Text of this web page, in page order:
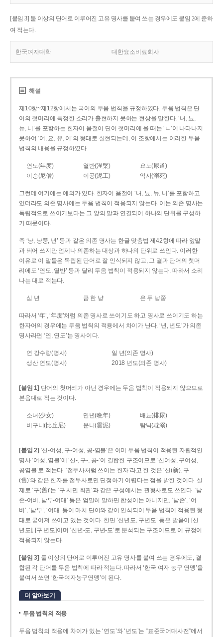
[붙임 3] 둘 이상의 단어로 이루어진 고유 명사를 붙여 쓰는 경우에도 붙임 2에 준하
여 적는다.
한국여자대학 대한요소비료회사
해설
제10항~제12항에서는 국어의 두음 법칙을 규정하였다. 두음 법칙은 단
어의 첫머리에 특정한 소리가 출현하지 못하는 현상을 말한다. ‘녀, 뇨,
뉴, 니’를 포함하는 한자어 음절이 단어 첫머리에 올 때는 ‘ㄴ’이 나타나지
못하여 ‘여, 요, 유, 이’의 형태로 실현되는데, 이 조항에서는 이러한 두음
법칙의 내용을 규정하였다.
연도(年度) 열반(涅槃)
요도(尿道)
이승(尼僧)
이공(泥工) 익사(溺死)
그런데 여기에는 예외가 있다. 한자어 음절이 ‘녀, 뇨, 뉴, 니’를 포함하고
있더라도 의존 명사에는 두음 법칙이 적용되지 않는다. 이는 의존 명사는
독립적으로 쓰이기보다는 그 앞의 말과 연결되어 하나의 단위를 구성하
기 때문이다.
즉 ‘냥, 냥쭝, 년’ 등과 같은 의존 명사는 한글 맞춤법 제42항에 따라 앞말
과 띄어 쓰지만 언제나 의존하는 대상과 하나의 단위로 쓰인다. 이러한
이유로 이 말들은 독립된 단어로 잘 인식되지 않고, 그 결과 단어의 첫머
리에도 ‘연도, 열반’ 등과 달리 두음 법칙이 적용되지 않는다. 따라서 소리
나는 대로 적는다.
십 년 금 한 냥 은 두 냥쭝
따라서 ‘年’, ‘年度’처럼 의존 명사로 쓰이기도 하고 명사로 쓰이기도 하는
한자어의 경우에는 두음 법칙의 적용에서 차이가 난다. ‘년, 년도’가 의존
명사라면 ‘연, 연도’는 명사이다.
연 강수량(명사)
일 년(의존 명사)
생산 연도(명사)
2018 년도(의존 명사)
[붙임 1] 단어의 첫머리가 아닌 경우에는 두음 법칙이 적용되지 않으므로
본음대로 적는 것이다.
소녀(少女) 만년(晩年)
배뇨(排尿)
비구니(比丘尼)
운니(雲泥) 탐닉(耽溺)
[붙임 2] ‘신-여성, 구-여성, 공-염불’은 이미 두음 법칙이 적용된 자립적인
명사 ‘여성, 염불’에 ‘신-, 구-, 공-’이 결합한 구조이므로 ‘신여성, 구여성,
공염불’로 적는다. ‘접두사처럼 쓰이는 한자’라고 한 것은 ‘신(新), 구
(舊)’와 같은 한자를 접두사로만 단정하기 어렵다는 점을 밝힌 것이다. 실
제로 ‘구(舊)’는 ‘구 시민 회관’과 같은 구성에서는 관형사로도 쓰인다. ‘남
존­-여비, 남부-­여대’ 등은 엄밀히 말하면 합성어는 아니지만, ‘남존’, ‘여
비’, ‘남부’, ‘여대’ 등이 마치 단어와 같이 인식되어 두음 법칙이 적용된 형
태로 굳어져 쓰이고 있는 것이다. 한편 ‘신년도, 구년도’ 등은 발음이 [신
년도], [구ː년도]이며 ‘신년­-도, 구년-­도’로 분석되는 구조이므로 이 규정이
적용되지 않는다.
[붙임 3] 둘 이상의 단어로 이루어진 고유 명사를 붙여 쓰는 경우에도, 결
합된 각 단어를 두음 법칙에 따라 적는다. 따라서 ‘한국 여자 농구 연맹’을
붙여서 쓰면 ‘한국여자농구연맹’이 된다.
더 알아보기
두음 법칙의 적용
두음 법칙의 적용에 차이가 있는 ‘연도’와 ‘년도’는 “표준국어대사전”에서